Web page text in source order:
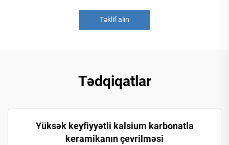
Təklif alın
Tədqiqatlar
Yüksək keyfiyyətli kalsium karbonatla
keramikanın çevrilməsi